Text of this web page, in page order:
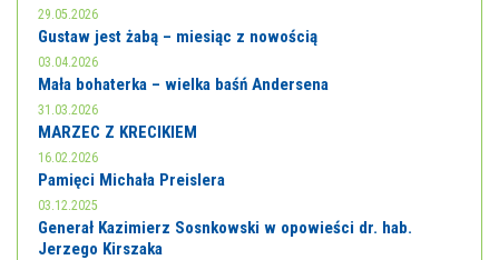
29.05.2026
Gustaw jest żabą – miesiąc z nowością
03.04.2026
Mała bohaterka – wielka baśń Andersena
31.03.2026
MARZEC Z KRECIKIEM
16.02.2026
Pamięci Michała Preislera
03.12.2025
Generał Kazimierz Sosnkowski w opowieści dr. hab.
Jerzego Kirszaka